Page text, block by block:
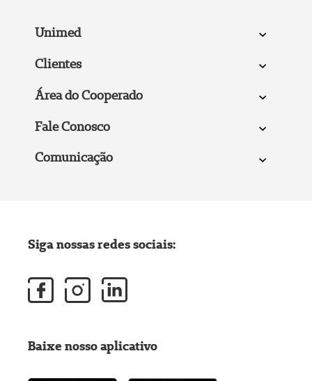
Unimed
Clientes
Área do Cooperado
Fale Conosco
Comunicação
Siga nossas redes sociais:
Baixe nosso aplicativo